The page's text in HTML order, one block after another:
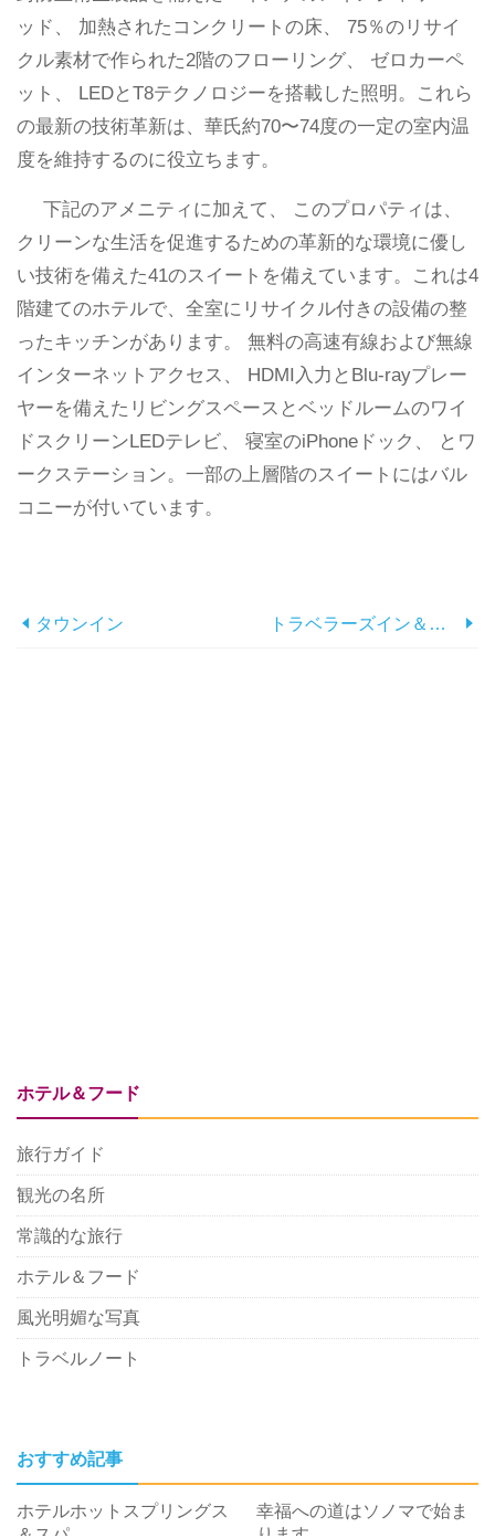
ッド、 加熱されたコンクリートの床、 75％のリサイ
クル素材で作られた2階のフローリング、 ゼロカーペ
ット、 LEDとT8テクノロジーを搭載した照明。これら
の最新の技術革新は、華氏約70〜74度の一定の室内温
度を維持するのに役立ちます。
下記のアメニティに加えて、 このプロパティは、
クリーンな生活を促進するための革新的な環境に優し
い技術を備えた41のスイートを備えています。これは4
階建てのホテルで、全室にリサイクル付きの設備の整
ったキッチンがあります。 無料の高速有線および無線
インターネットアクセス、 HDMI入力とBlu-rayプレー
ヤーを備えたリビングスペースとベッドルームのワイ
ドスクリーンLEDテレビ、 寝室のiPhoneドック、 とワ
ークステーション。一部の上層階のスイートにはバル
コニーが付いています。
タウンイン トラベラーズイン＆スイーツ
ホテル＆フード
旅行ガイド
観光の名所
常識的な旅行
ホテル＆フード
風光明媚な写真
トラベルノート
おすすめ記事
ホテルホットスプリングス
幸福への道はソノマで始ま